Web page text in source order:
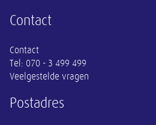
Contact
Contact
Tel: 070 - 3 499 499
Veelgestelde vragen
Postadres